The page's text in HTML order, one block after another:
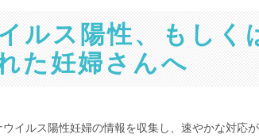
ルス陽性、もしく
た妊婦さんへ
イルス陽性妊婦の情報を収集し、速やかな対応